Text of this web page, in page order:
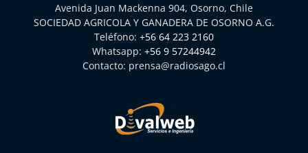
Avenida Juan Mackenna 904, Osorno, Chile
SOCIEDAD AGRICOLA Y GANADERA DE OSORNO A.G.
Teléfono: +56 64 223 2160
Whatsapp: +56 9 57244942
Contacto: prensa@radiosago.cl